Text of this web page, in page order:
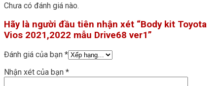
Chưa có đánh giá nào.
Hãy là người đầu tiên nhận xét “Body kit Toyota
Vios 2021,2022 mẫu Drive68 ver1”
Đánh giá của bạn *
Nhận xét của bạn *